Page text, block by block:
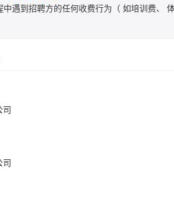
遇到招聘方的任何收费行为（ 如培训费、
司
司